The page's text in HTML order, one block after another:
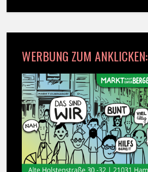
WERBUNG ZUM ANKLICKEN: